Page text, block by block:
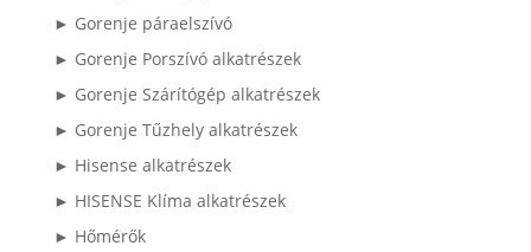
► Gorenje páraelszívó
► Gorenje Porszívó alkatrészek
► Gorenje Szárítógép alkatrészek
► Gorenje Tűzhely alkatrészek
► Hisense alkatrészek
► HISENSE Klíma alkatrészek
► Hőmérők